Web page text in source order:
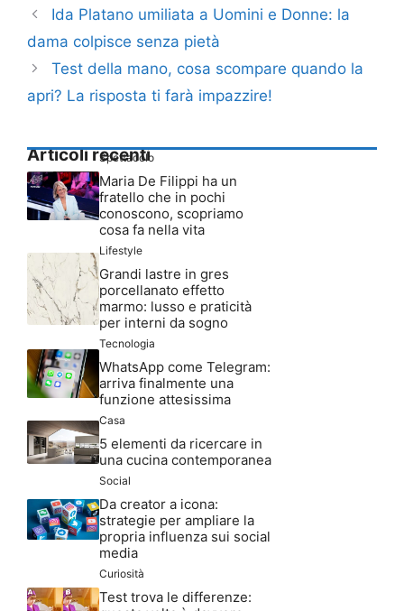
Ida Platano umiliata a Uomini e Donne: la
dama colpisce senza pietà
Test della mano, cosa scompare quando la
apri? La risposta ti farà impazzire!
Articoli recenti
Spettacolo
Maria De Filippi ha un
fratello che in pochi
conoscono, scopriamo
cosa fa nella vita
Lifestyle
Grandi lastre in gres
porcellanato effetto
marmo: lusso e praticità
per interni da sogno
Tecnologia
WhatsApp come Telegram:
arriva finalmente una
funzione attesissima
Casa
5 elementi da ricercare in
una cucina contemporanea
Social
Da creator a icona:
strategie per ampliare la
propria influenza sui social
media
Curiosità
Test trova le differenze: